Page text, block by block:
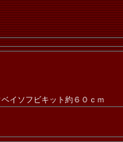
イソフビキット約６０ｃｍ